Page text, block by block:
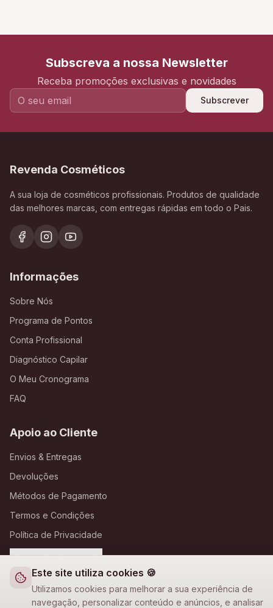
Este site utiliza cookies 🍪
Utilizamos cookies para melhorar a sua experiência de
navegação, personalizar conteúdo e anúncios, e analisar
Subscreva a nossa Newsletter
Receba promoções exclusivas e novidades
Subscrever
Revenda Cosméticos
A sua loja de cosméticos profissionais. Produtos de qualidade
das melhores marcas, com entregas rápidas em todo o Pais.
Informações
Sobre Nós
Programa de Pontos
Conta Profissional
Diagnóstico Capilar
O Meu Cronograma
FAQ
Apoio ao Cliente
Envios & Entregas
Devoluções
Métodos de Pagamento
Termos e Condições
Política de Privacidade
Definições de Cookies
A Loja Nova